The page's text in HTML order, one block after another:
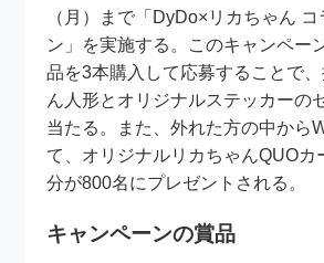
（月）まで「DyDo×リカちゃん
ン」を実施する。このキャンペー
品を3本購入して応募することで
ん人形とオリジナルステッカーの
当たる。また、外れた方の中から
て、オリジナルリカちゃんQUOカ
分が800名にプレゼントされる。
キャンペーンの賞品